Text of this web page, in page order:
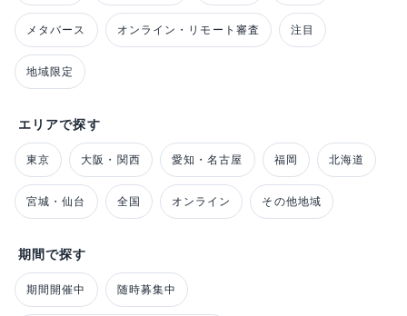
メタバース オンライン・リモート審査 注目
地域限定
エリアで探す
東京 大阪・関西 愛知・名古屋 福岡 北海道
宮城・仙台 全国 オンライン その他地域
期間で探す
期間開催中 随時募集中